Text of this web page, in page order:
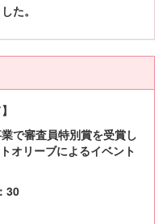
た。
で審査員特別賞を受賞し
オリーブによるイベント
30